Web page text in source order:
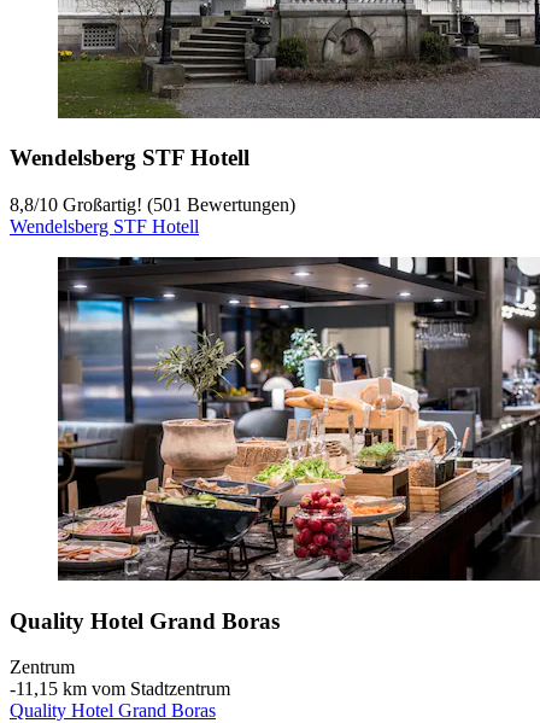
Wendelsberg STF Hotell
8,8/10 Großartig! (501 Bewertungen)
Wendelsberg STF Hotell
Quality Hotel Grand Boras
Zentrum
‐11,15 km vom Stadtzentrum
Quality Hotel Grand Boras